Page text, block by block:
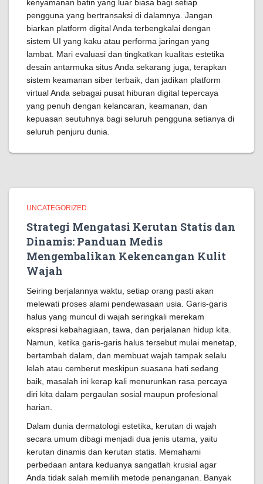
kenyamanan batin yang luar biasa bagi setiap
pengguna yang bertransaksi di dalamnya. Jangan
biarkan platform digital Anda terbengkalai dengan
sistem UI yang kaku atau performa jaringan yang
lambat. Mari evaluasi dan tingkatkan kualitas estetika
desain antarmuka situs Anda sekarang juga, terapkan
sistem keamanan siber terbaik, dan jadikan platform
virtual Anda sebagai pusat hiburan digital tepercaya
yang penuh dengan kelancaran, keamanan, dan
kepuasan seutuhnya bagi seluruh pengguna setianya di
seluruh penjuru dunia.
UNCATEGORIZED
Strategi Mengatasi Kerutan Statis dan
Dinamis: Panduan Medis
Mengembalikan Kekencangan Kulit
Wajah
Seiring berjalannya waktu, setiap orang pasti akan
melewati proses alami pendewasaan usia. Garis-garis
halus yang muncul di wajah seringkali merekam
ekspresi kebahagiaan, tawa, dan perjalanan hidup kita.
Namun, ketika garis-garis halus tersebut mulai menetap,
bertambah dalam, dan membuat wajah tampak selalu
lelah atau cemberut meskipun suasana hati sedang
baik, masalah ini kerap kali menurunkan rasa percaya
diri kita dalam pergaulan sosial maupun profesional
harian.
Dalam dunia dermatologi estetika, kerutan di wajah
secara umum dibagi menjadi dua jenis utama, yaitu
kerutan dinamis dan kerutan statis. Memahami
perbedaan antara keduanya sangatlah krusial agar
Anda tidak salah memilih metode penanganan. Banyak